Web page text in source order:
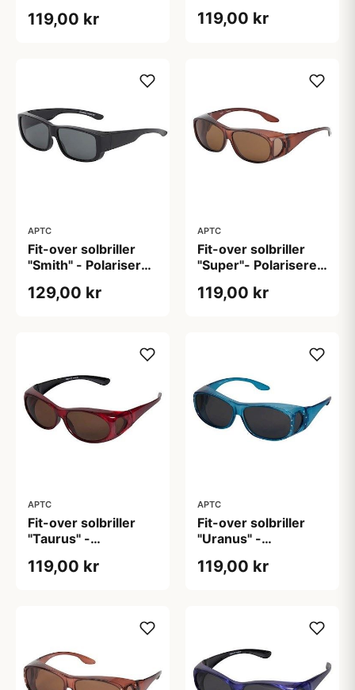
cm)
119,00 kr 119,00 kr
APTC
Fit-over solbriller
"Smith" - Polariseret
129,00 kr
APTC
Fit-over solbriller
"Super"- Polariseret
119,00 kr
APTC
Fit-over solbriller
"Taurus" -
H: 4cm)
119,00 kr
APTC
Fit-over solbriller
"Uranus" -
H:4cm)
119,00 kr